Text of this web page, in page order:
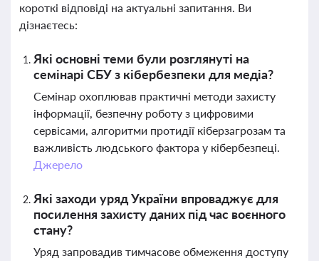
короткі відповіді на актуальні запитання. Ви
дізнаєтесь:
Які основні теми були розглянуті на
семінарі СБУ з кібербезпеки для медіа?
Семінар охоплював практичні методи захисту
інформації, безпечну роботу з цифровими
сервісами, алгоритми протидії кіберзагрозам та
важливість людського фактора у кібербезпеці.
Джерело
Які заходи уряд України впроваджує для
посилення захисту даних під час воєнного
стану?
Уряд запровадив тимчасове обмеження доступу